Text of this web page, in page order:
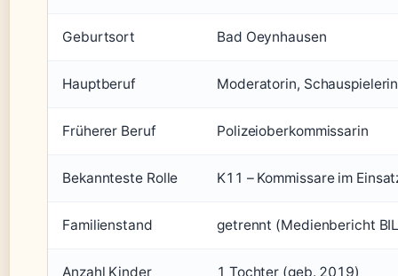
Geburtsort Bad Oeynhausen
Hauptberuf Moderatorin, Schauspielerin
Früherer Beruf Polizeioberkommissarin
Bekannteste Rolle K11 – Kommissare im
Familienstand getrennt (Medienbericht
Anzahl Kinder 1 Tochter (geb. 2019)